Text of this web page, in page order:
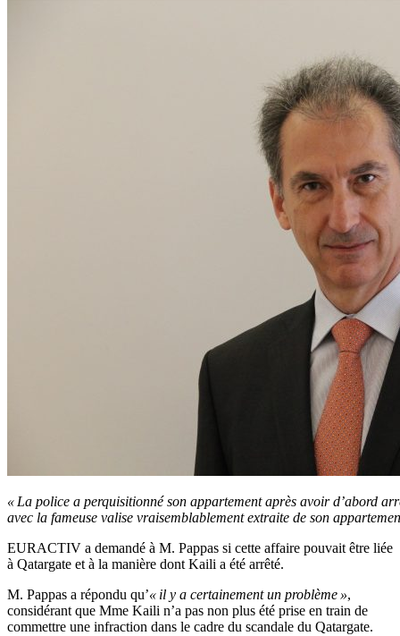
« La police a perquisitionné son appartement après avoir d’abord
avec la fameuse valise vraisemblablement extraite de son
EURACTIV a demandé à M. Pappas si cette affaire pouvait être liée
à Qatargate et à la manière dont Kaili a été arrêté.
M. Pappas a répondu qu’« il y a certainement un problème »,
considérant que Mme Kaili n’a pas non plus été prise en train de
commettre une infraction dans le cadre du scandale du Qatargate.